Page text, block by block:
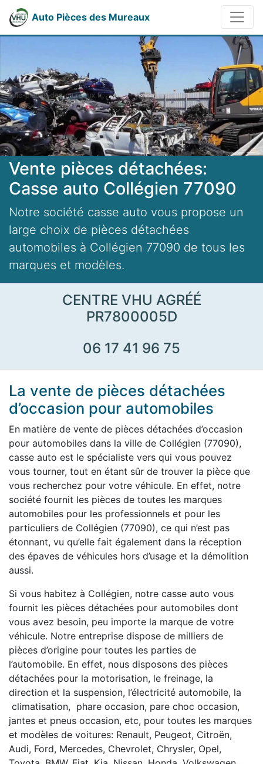
Auto Pièces des Mureaux
Vente pièces détachées:
Casse auto Collégien 77090
Notre société casse auto vous propose un
large choix de pièces détachées
automobiles à Collégien 77090 de tous les
marques et modèles.
CENTRE VHU AGRÉÉ
PR7800005D
06 17 41 96 75
La vente de pièces détachées
d’occasion pour automobiles
En matière de vente de pièces détachées d’occasion
pour automobiles dans la ville de Collégien (77090),
casse auto est le spécialiste vers qui vous pouvez
vous tourner, tout en étant sûr de trouver la pièce que
vous recherchez pour votre véhicule. En effet, notre
société fournit les pièces de toutes les marques
automobiles pour les professionnels et pour les
particuliers de Collégien (77090), ce qui n’est pas
étonnant, vu qu’elle fait également dans la réception
des épaves de véhicules hors d’usage et la démolition
aussi.
Si vous habitez à Collégien, notre casse auto vous
fournit les pièces détachées pour automobiles dont
vous avez besoin, peu importe la marque de votre
véhicule. Notre entreprise dispose de milliers de
pièces d’origine pour toutes les parties de
l’automobile. En effet, nous disposons des pièces
détachées pour la motorisation, le freinage, la
direction et la suspension, l’électricité automobile, la
climatisation, phare occasion, pare choc occasion,
jantes et pneus occasion, etc, pour toutes les marques
et modèles de voitures: Renault, Peugeot, Citroën,
Audi, Ford, Mercedes, Chevrolet, Chrysler, Opel,